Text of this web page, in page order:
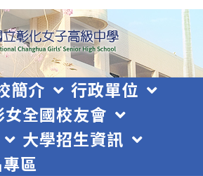
簡介
行政單位
女全國校友會
大學招生資訊
區